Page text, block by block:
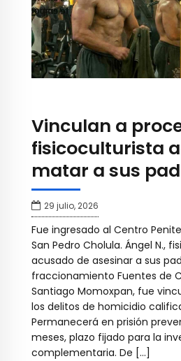
Vinculan a
fisicoculturista
matar a sus
29 julio, 2026
Fue ingresado al Centro
San Pedro Cholula. Ángel N.,
acusado de asesinar a sus
fraccionamiento Fuentes de
Santiago Momoxpan, fue
los delitos de homicidio
Permanecerá en prisión
meses, plazo fijado para la
complementaria. De […]